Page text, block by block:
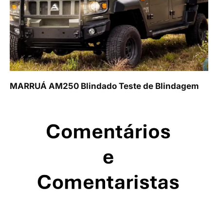
MARRUÁ AM250 Blindado Teste de Blindagem